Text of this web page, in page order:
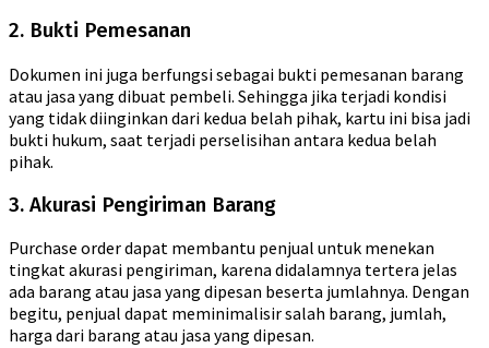
2. Bukti Pemesanan
Dokumen ini juga berfungsi sebagai bukti pemesanan barang
atau jasa yang dibuat pembeli. Sehingga jika terjadi kondisi
yang tidak diinginkan dari kedua belah pihak, kartu ini bisa jadi
bukti hukum, saat terjadi perselisihan antara kedua belah
pihak.
3. Akurasi Pengiriman Barang
Purchase order dapat membantu penjual untuk menekan
tingkat akurasi pengiriman, karena didalamnya tertera jelas
ada barang atau jasa yang dipesan beserta jumlahnya. Dengan
begitu, penjual dapat meminimalisir salah barang, jumlah,
harga dari barang atau jasa yang dipesan.